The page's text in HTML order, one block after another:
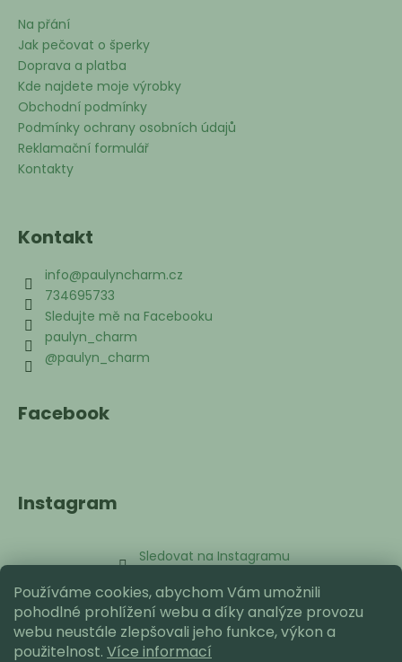
Používáme cookies, abychom Vám umožnili
pohodlné prohlížení webu a díky analýze provozu
webu neustále zlepšovali jeho funkce, výkon a
použitelnost. Více informací
Na přání
Jak pečovat o šperky
Doprava a platba
Kde najdete moje výrobky
Obchodní podmínky
Podmínky ochrany osobních údajů
Reklamační formulář
Kontakty
Kontakt
info@paulyncharm.cz
734695733
Sledujte mě na Facebooku
paulyn_charm
@paulyn_charm
Facebook
Instagram
Sledovat na Instagramu
Přijímáme online platby